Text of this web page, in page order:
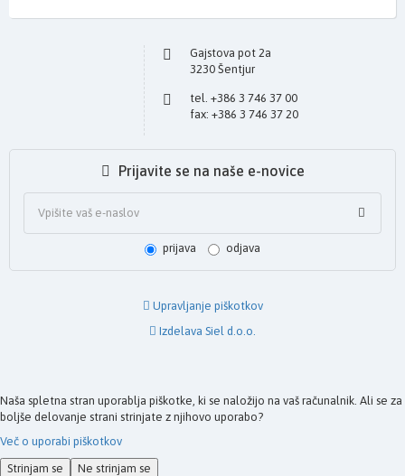
Gajstova pot 2a
3230 Šentjur
tel. +386 3 746 37 00
fax: +386 3 746 37 20
Prijavite se na naše e-novice
prijava odjava
Upravljanje piškotkov
Izdelava Siel d.o.o.
Naša spletna stran uporablja piškotke, ki se naložijo na vaš računalnik. Ali se za
boljše delovanje strani strinjate z njihovo uporabo?
Več o uporabi piškotkov
Strinjam se
Ne strinjam se